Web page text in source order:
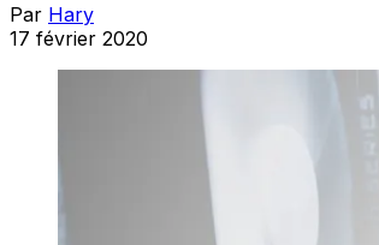
Par Hary
17 février 2020